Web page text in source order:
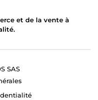
et de la vente à
SAS